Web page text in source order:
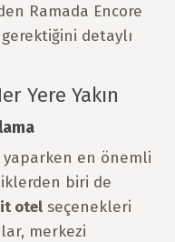
Ramada Encore
detaylı
Yere Yakın
yaparken en önemli
biri de
otel seçenekleri
merkezi